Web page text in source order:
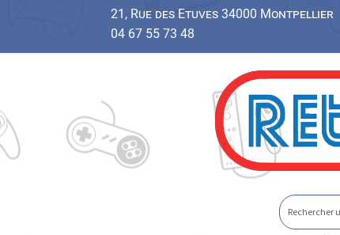
21, Rue des Etuves 34000 Montpellier
04 67 55 73 48
navigation